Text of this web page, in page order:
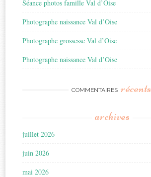
Séance photos famille Val d’Oise
Photographe naissance Val d’Oise
Photographe grossesse Val d’Oise
Photographe naissance Val d’Oise
COMMENTAIRES récents
archives
juillet 2026
juin 2026
mai 2026